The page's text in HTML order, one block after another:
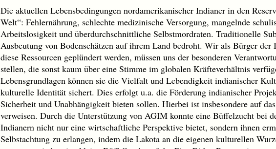
Die aktuellen Lebensbedingungen nordamerikanischer Indianer in den
Welt“: Fehlernährung, schlechte medizinische Versorgung, mangelnde
Arbeitslosigkeit und überdurchschnittliche Selbstmordraten. Traditionelle
Ausbeutung von Bodenschätzen auf ihrem Land bedroht. Wir als Bürger der
diese Ressourcen geplündert werden, müssen uns der besonderen
stellen, die sonst kaum über eine Stimme im globalen Kräfteverhältnis
Lebensgrundlagen können sie die Vielfalt und Lebendigkeit indianischer
kulturelle Identität sichert. Dies erfolgt u.a. die Förderung indianischer
Sicherheit und Unabhängigkeit bieten sollen. Hierbei ist insbesondere auf
verweisen. Durch die Unterstützung von AGIM konnte eine Büffelzucht bei
Indianern nicht nur eine wirtschaftliche Perspektive bietet, sondern ihnen
Selbstachtung zu erlangen, indem die Lakota an die eigenen kulturellen